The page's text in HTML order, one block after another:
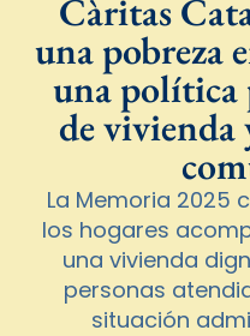
Càritas
una pobreza
una política
de
La Memoria 2025
los hogares
una vivienda
personas
situación